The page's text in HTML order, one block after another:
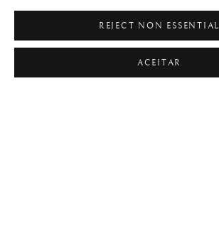
REJECT NON ESSENTIAL
ACEITAR